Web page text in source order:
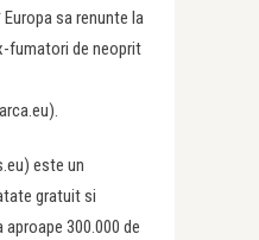
sa renunte la
fumatori de neoprit
este un
gratuit si
300.000 de